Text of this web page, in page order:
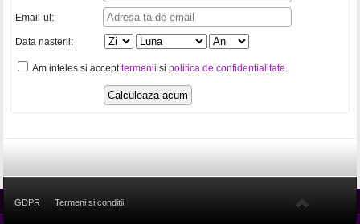
Email-ul:
Data nasterii:
Am inteles si accepttermenii si politica de confidentialitate.
GDPR Termeni si conditii